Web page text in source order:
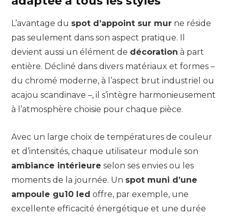
L’avantage du spot d’appoint sur mur ne réside
pas seulement dans son aspect pratique. Il
devient aussi un élément de décoration à part
entière. Décliné dans divers matériaux et formes –
du chromé moderne, à l’aspect brut industriel ou
acajou scandinave –, il s’intègre harmonieusement
à l’atmosphère choisie pour chaque pièce.
Avec un large choix de températures de couleur
et d’intensités, chaque utilisateur module son
ambiance intérieure selon ses envies ou les
moments de la journée. Un spot muni d’une
ampoule gu10 led offre, par exemple, une
excellente efficacité énergétique et une durée